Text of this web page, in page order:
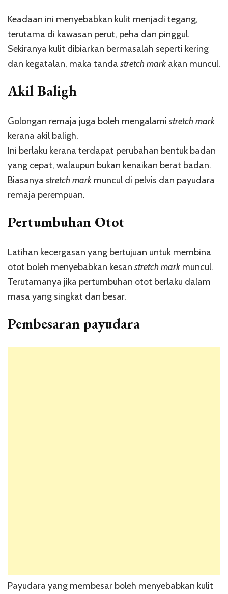
Keadaan ini menyebabkan kulit menjadi tegang,
terutama di kawasan perut, peha dan pinggul.
Sekiranya kulit dibiarkan bermasalah seperti kering
dan kegatalan, maka tanda stretch mark akan muncul.
Akil Baligh
Golongan remaja juga boleh mengalami stretch mark
kerana akil baligh.
Ini berlaku kerana terdapat perubahan bentuk badan
yang cepat, walaupun bukan kenaikan berat badan.
Biasanya stretch mark muncul di pelvis dan payudara
remaja perempuan.
Pertumbuhan Otot
Latihan kecergasan yang bertujuan untuk membina
otot boleh menyebabkan kesan stretch mark muncul.
Terutamanya jika pertumbuhan otot berlaku dalam
masa yang singkat dan besar.
Pembesaran payudara
Payudara yang membesar boleh menyebabkan kulit